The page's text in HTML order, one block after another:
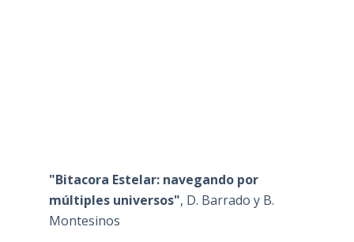
"Bitacora Estelar: navegando por
múltiples universos", D. Barrado y B.
Montesinos